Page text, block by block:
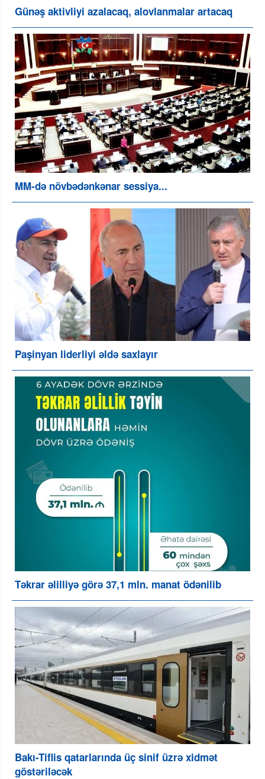
Günəş aktivliyi azalacaq, alovlanmalar artacaq
MM-də növbədənkənar sessiya...
Paşinyan liderliyi əldə saxlayır
Təkrar əlilliyə görə 37,1 mln. manat ödənilib
Bakı-Tiflis qatarlarında üç sinif üzrə xidmət
göstəriləcək